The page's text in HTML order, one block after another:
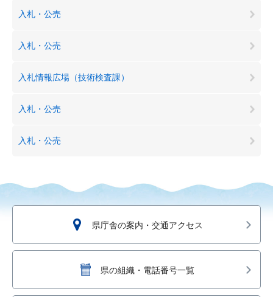
入札・公売
入札・公売
入札情報広場（技術検査課）
入札・公売
入札・公売
県庁舎の案内・交通アクセス
県の組織・電話番号一覧